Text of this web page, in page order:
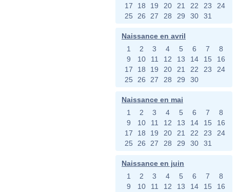
17
18 19 20 21 22 23
24
25
26 27 28 29 30 31
Naissance en avril
1
2 3 4 5 6 7
8
9
10 11 12 13 14 15
16
17
18 19 20 21 22 23
24
25
26 27 28 29 30
Naissance en mai
1
2 3 4 5 6 7
8
9
10 11 12 13 14 15
16
17
18 19 20 21 22 23
24
25
26 27 28 29 30 31
Naissance en juin
1
2 3 4 5 6 7
8
9
10 11 12 13 14 15
16